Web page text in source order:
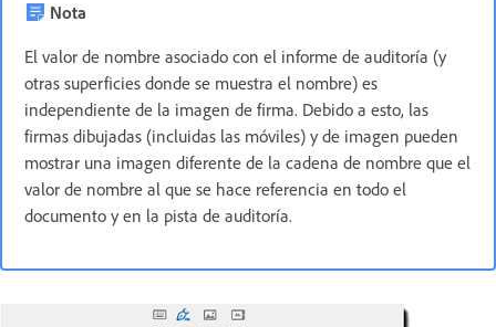
Nota
El valor de nombre asociado con el informe de auditoría (y
otras superficies donde se muestra el nombre) es
independiente de la imagen de firma. Debido a esto, las
firmas dibujadas (incluidas las móviles) y de imagen pueden
mostrar una imagen diferente de la cadena de nombre que el
valor de nombre al que se hace referencia en todo el
documento y en la pista de auditoría.